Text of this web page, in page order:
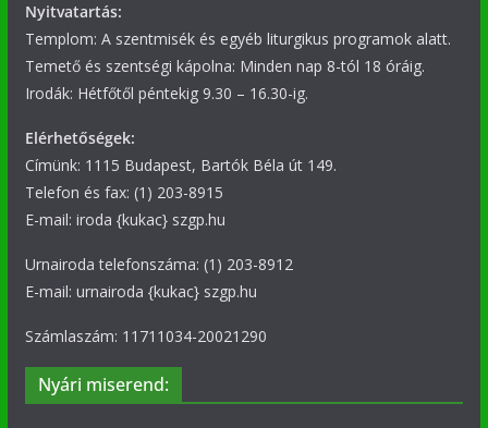
Nyitvatartás:
Templom: A szentmisék és egyéb liturgikus programok alatt.
Temető és szentségi kápolna: Minden nap 8-tól 18 óráig.
Irodák: Hétfőtől péntekig 9.30 – 16.30-ig.
Elérhetőségek:
Címünk: 1115 Budapest, Bartók Béla út 149.
Telefon és fax: (1) 203-8915
E-mail: iroda {kukac} szgp.hu
Urnairoda telefonszáma: (1) 203-8912
E-mail: urnairoda {kukac} szgp.hu
Számlaszám: 11711034-20021290
Nyári miserend: